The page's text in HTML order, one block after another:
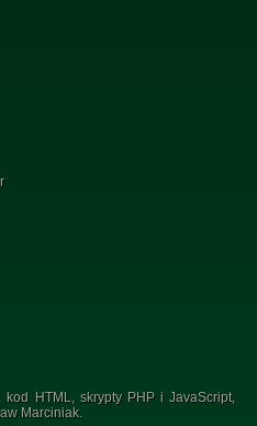
kod HTML, skrypty PHP i JavaScript,
Marciniak.